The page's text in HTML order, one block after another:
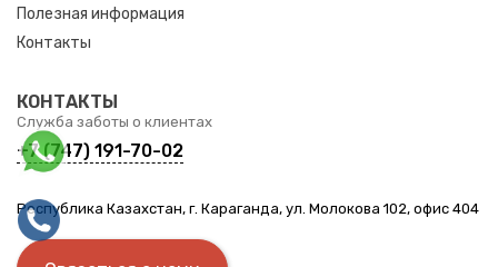
Полезная информация
Контакты
КОНТАКТЫ
Служба заботы о клиентах
+7 (747) 191-70-02
Республика Казахстан, г. Караганда, ул. Молокова 102, офис 404